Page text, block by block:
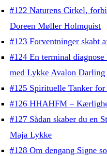
#122 Naturens Cirkel,
Doreen Møller Holmquist
#123 Forventninger skabt
#124 En terminal
med Lykke Avalon Darling
#125 Spirituelle Tanker for
#126 HHAHFM –
#127 Sådan skaber du en
Maja Lykke
#128 Om dengang Signe